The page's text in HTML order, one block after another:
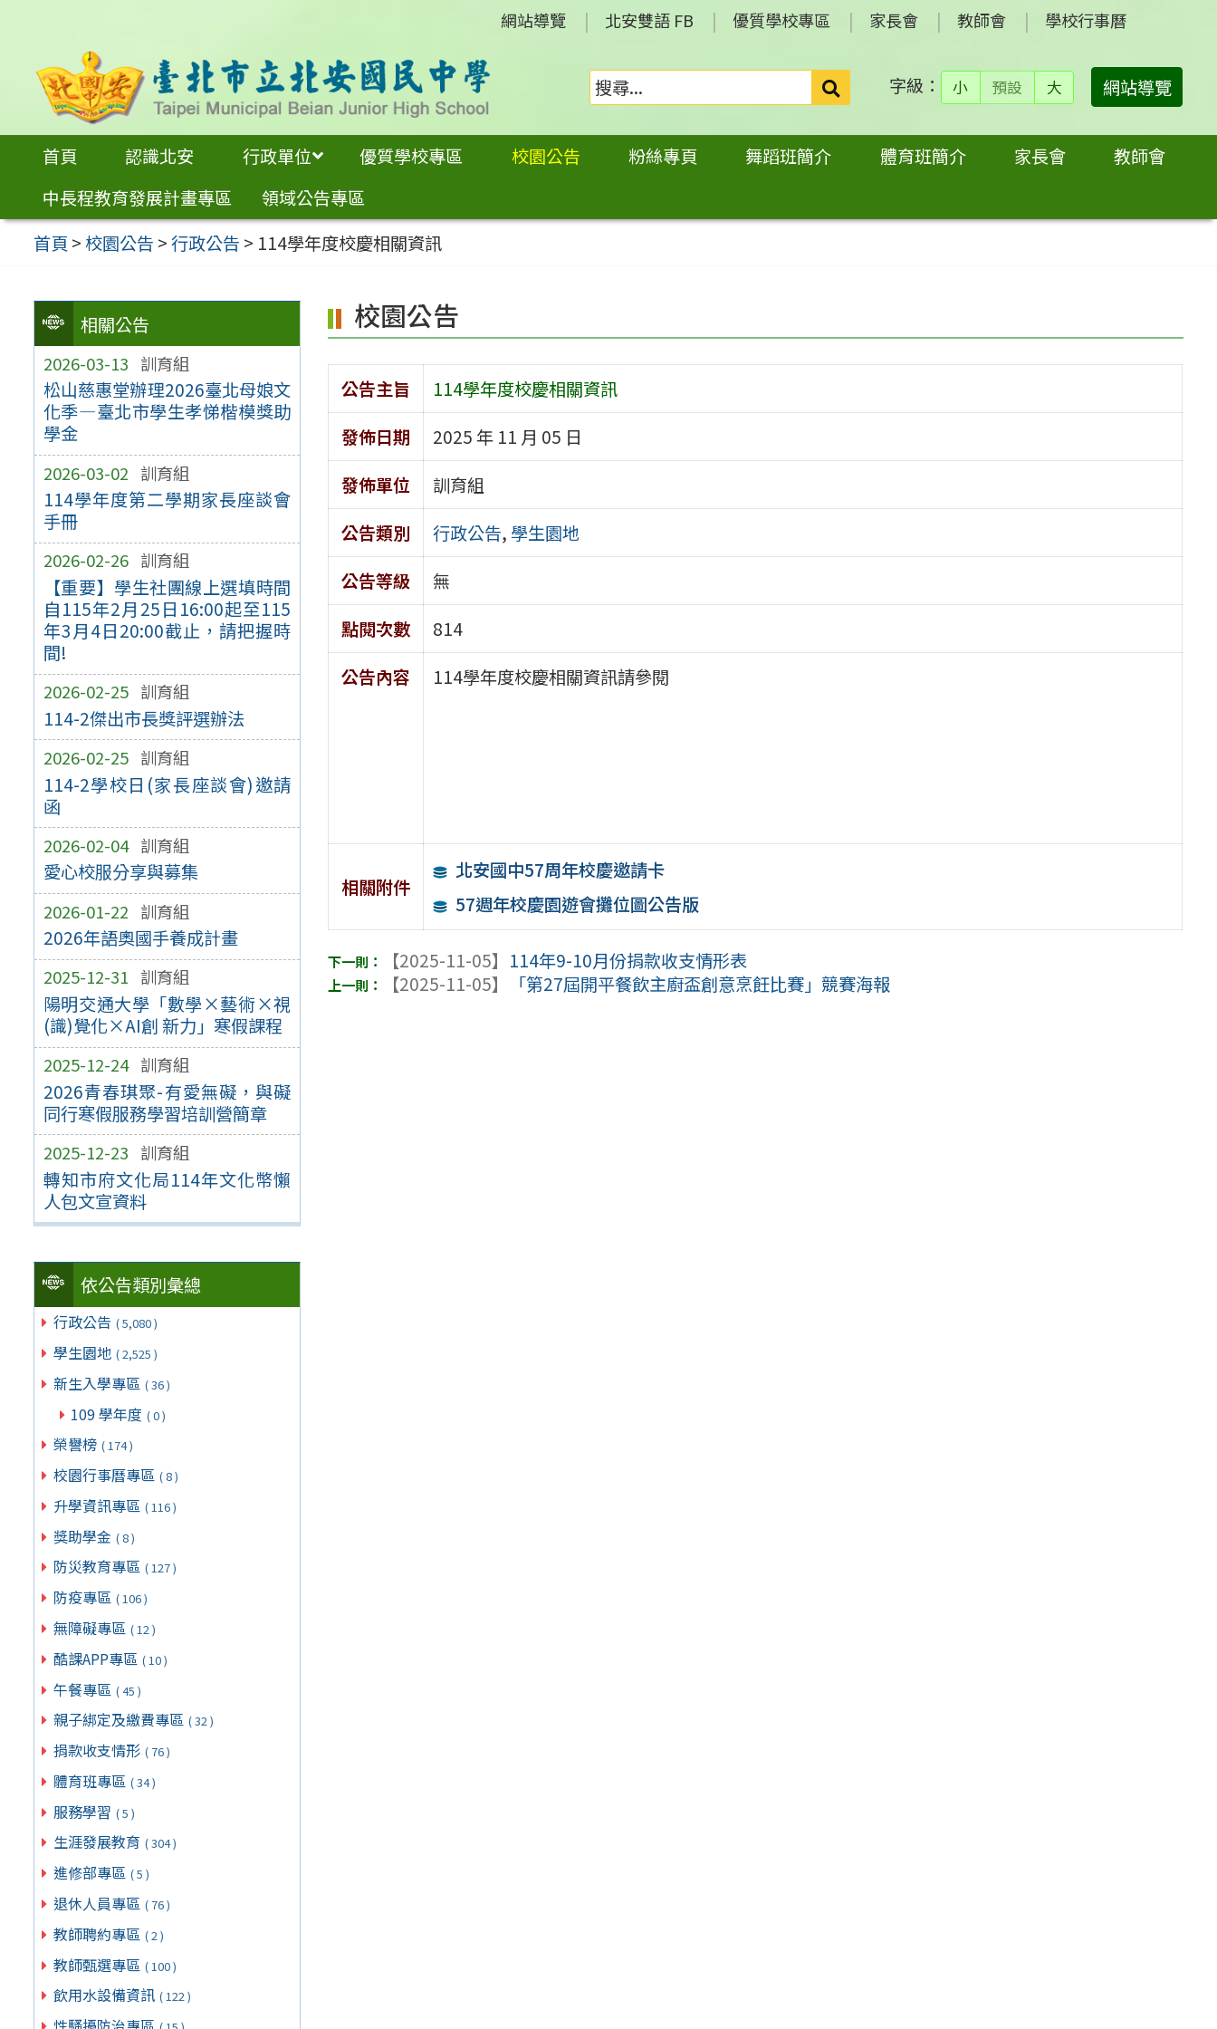
內
網站導覽 北安雙語 FB 優質學校專區 家長會 教師會 學校行事曆
搜
尋：
字級： 小 預設 大 網站導覽
首頁 認識北安 行政單位 優質學校專區 校園公告 粉絲專頁 舞蹈班簡介 體育班簡介 家長會
教師會
中長程教育發展計畫專區
領域公告專區
首頁 >校園公告 >行政公告 > 114學年度校慶相關資訊
相關公告
2026-03-13 訓育組
松山慈惠堂辦理2026臺北母娘文
化季—臺北市學生孝悌楷模獎助
學金
2026-03-02 訓育組
114學年度第二學期家長座談會
手冊
2026-02-26 訓育組
【重要】學生社團線上選填時間
自115年2月25日16:00起至115
年3月4日20:00截止，請把握時
間!
2026-02-25 訓育組
114-2傑出市長獎評選辦法
2026-02-25 訓育組
114-2學校日(家長座談會)邀請
函
2026-02-04 訓育組
愛心校服分享與募集
2026-01-22 訓育組
2026年語奧國手養成計畫
2025-12-31 訓育組
陽明交通大學「數學×藝術×視
(識)覺化×AI創 新力」寒假課程
2025-12-24 訓育組
2026青春琪聚-有愛無礙，與礙
同行寒假服務學習培訓營簡章
2025-12-23 訓育組
轉知市府文化局114年文化幣懶
人包文宣資料
依公告類別彙總
行政公告 ( 5,080 )
學生園地 ( 2,525 )
新生入學專區 ( 36 )
109 學年度 ( 0 )
榮譽榜 ( 174 )
校園行事曆專區 ( 8 )
升學資訊專區 ( 116 )
獎助學金 ( 8 )
防災教育專區 ( 127 )
防疫專區 ( 106 )
無障礙專區 ( 12 )
酷課APP專區 ( 10 )
午餐專區 ( 45 )
親子綁定及繳費專區 ( 32 )
捐款收支情形 ( 76 )
體育班專區 ( 34 )
服務學習 ( 5 )
生涯發展教育 ( 304 )
進修部專區 ( 5 )
退休人員專區 ( 76 )
教師聘約專區 ( 2 )
教師甄選專區 ( 100 )
飲用水設備資訊 ( 122 )
校園公告
公告主旨
114學年度校慶相關資訊
發佈日期
2025 年 11 月 05 日
發佈單位
訓育組
公告類別
行政公告, 學生園地
公告等級
無
點閱次數
814
公告內容
114學年度校慶相關資訊請參閱
相關附件
北安國中57周年校慶邀請卡
57週年校慶園遊會攤位圖公告版
【2025-11-05】 114年9-10月份捐款收支情形表
【2025-11-05】
「第27屆開平餐飲主廚盃創意烹飪比賽」競賽海報